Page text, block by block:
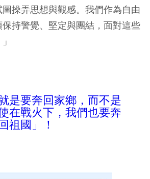
操弄思想與觀感。我們作為自由
持警覺、堅定與團結，面對這些
是要奔回家鄉，而不是
在戰火下，我們也要奔
祖國」！